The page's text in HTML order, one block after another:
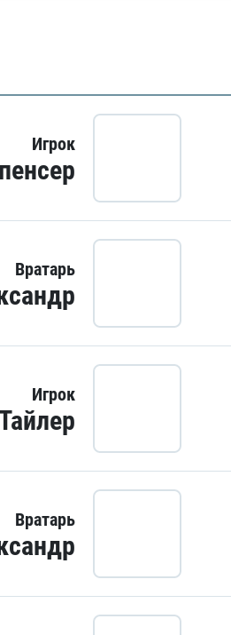
Игрок
Вратарь
Игрок
Вратарь